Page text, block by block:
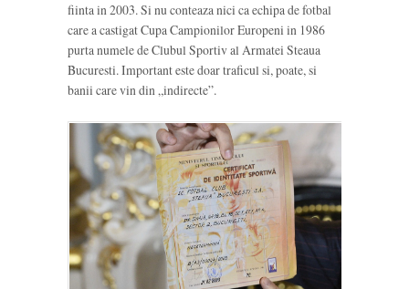
fiinta in 2003. Si nu conteaza nici ca echipa de fotbal
care a castigat Cupa Campionilor Europeni in 1986
purta numele de Clubul Sportiv al Armatei Steaua
Bucuresti. Important este doar traficul si, poate, si
banii care vin din „indirecte”.